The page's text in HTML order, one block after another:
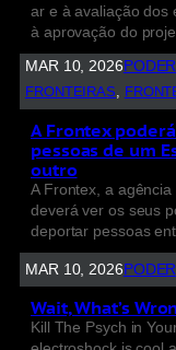
ar e à avaliação dos
à aprovação do
MAR 10, 2026
FRONTEIRAS,
A Frontex
pessoas de um
outro
A Frontex, a
deverá ver os seus
deportar pessoas
MAR 10, 2026
Wait, What’s
Kill The Psych in